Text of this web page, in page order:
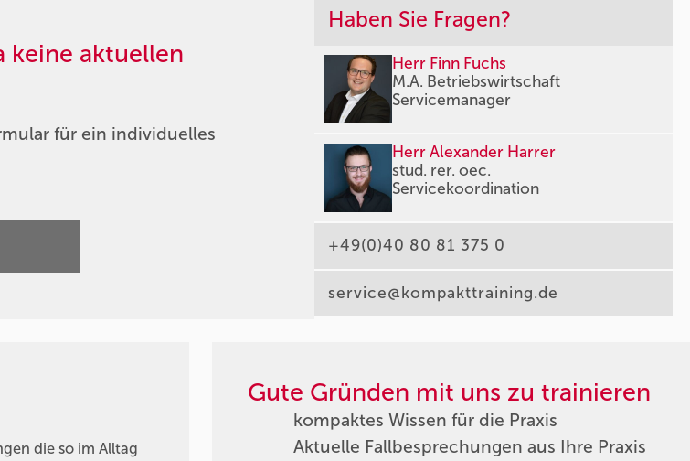
keine aktuellen
für ein individuelles
Haben Sie Fragen?
Herr Finn Fuchs
M.A. Betriebswirtschaft
Servicemanager
Herr Alexander Harrer
stud. rer. oec.
Servicekoordination
+49(0)40 80 81 375 0
service@kompakttraining.de
die so im Alltag
Gute Gründen mit uns zu trainieren
kompaktes Wissen für die Praxis
Aktuelle Fallbesprechungen aus Ihre Praxis